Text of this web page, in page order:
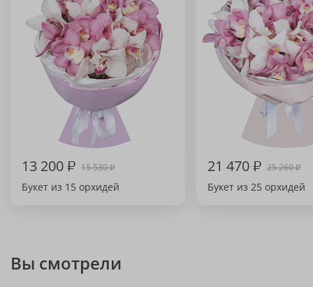
13 200₽ 15 530₽
Букет из 15 орхидей
21 470₽ 25 260₽
Букет из 25 орхидей
Вы смотрели